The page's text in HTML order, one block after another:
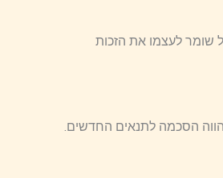
שומר לעצמו את הזכות
הסכמה לתנאים החדשים.